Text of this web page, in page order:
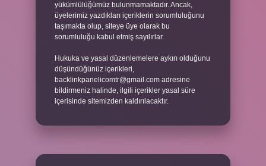
yükümlülüğümüz bulunmamaktadır. Ancak,
üyelerimiz yazdıkları içeriklerin sorumluluğunu
taşımakta olup, siteye üye olarak bu
sorumluluğu kabul etmiş sayılırlar.
Hukuka ve yasal düzenlemelere aykırı olduğunu
düşündüğünüz içerikleri,
backlinkpanelicomtr@gmail.com adresine
bildirmeniz halinde, ilgili içerikler yasal süre
içerisinde sitemizden kaldırılacaktır.